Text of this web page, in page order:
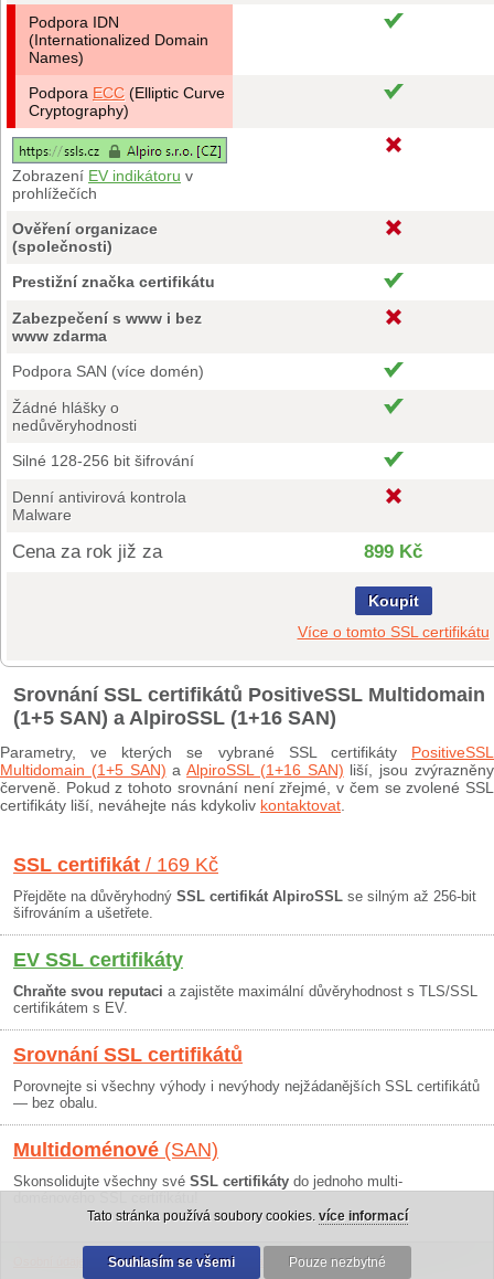
Podpora IDN
(Internationalized Domain
Names)
Podpora ECC (Elliptic Curve
Cryptography)
Zobrazení EV indikátoru v
prohlížečích
Ověření organizace
(společnosti)
Prestižní značka certifikátu
Zabezpečení s www i bez
www zdarma
Podpora SAN (více domén)
Žádné hlášky o
nedůvěryhodnosti
Silné 128-256 bit šifrování
Denní antivirová kontrola
Malware
Cena za rok již za 899 Kč
Koupit
Více o tomto SSL certifikátu
Srovnání SSL certifikátů PositiveSSL Multidomain
(1+5 SAN) a AlpiroSSL (1+16 SAN)
Parametry, ve kterých se vybrané SSL certifikáty PositiveSSL
Multidomain (1+5 SAN) aAlpiroSSL (1+16 SAN) liší, jsou zvýrazněny
červeně. Pokud z tohoto srovnání není zřejmé, v čem se zvolené SSL
certifikáty liší, neváhejte nás kdykoliv kontaktovat
SSL certifikát / 169 Kč
Přejděte na důvěryhodný SSL certifikát AlpiroSSL se silným až 256-bit
šifrováním a ušetřete.
EV SSL certifikáty
Chraňte svou reputaci a zajistěte maximální důvěryhodnost s TLS/SSL
certifikátem s EV.
Srovnání SSL certifikátů
Porovnejte si všechny výhody i nevýhody nejžádanějších SSL certifikátů
— bez obalu.
Multidoménové (SAN)
Skonsolidujte všechny své SSL certifikáty do jednoho multi-
Obchodní podmínky|30 dní záruka
Tato stránka používá soubory cookies. více informací
Souhlasím se všemi Pouze nezbytné